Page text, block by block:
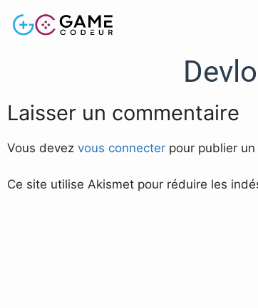
Laisser un commentaire
Vous devez vous connecter pour publier
Ce site utilise Akismet pour réduire les